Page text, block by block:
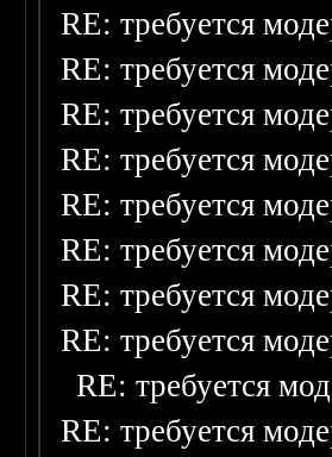
RE: требуется
RE: требуется
RE: требуется
RE: требуется
RE: требуется
RE: требуется
RE: требуется
RE: требуется
RE: требуется
RE: требуется